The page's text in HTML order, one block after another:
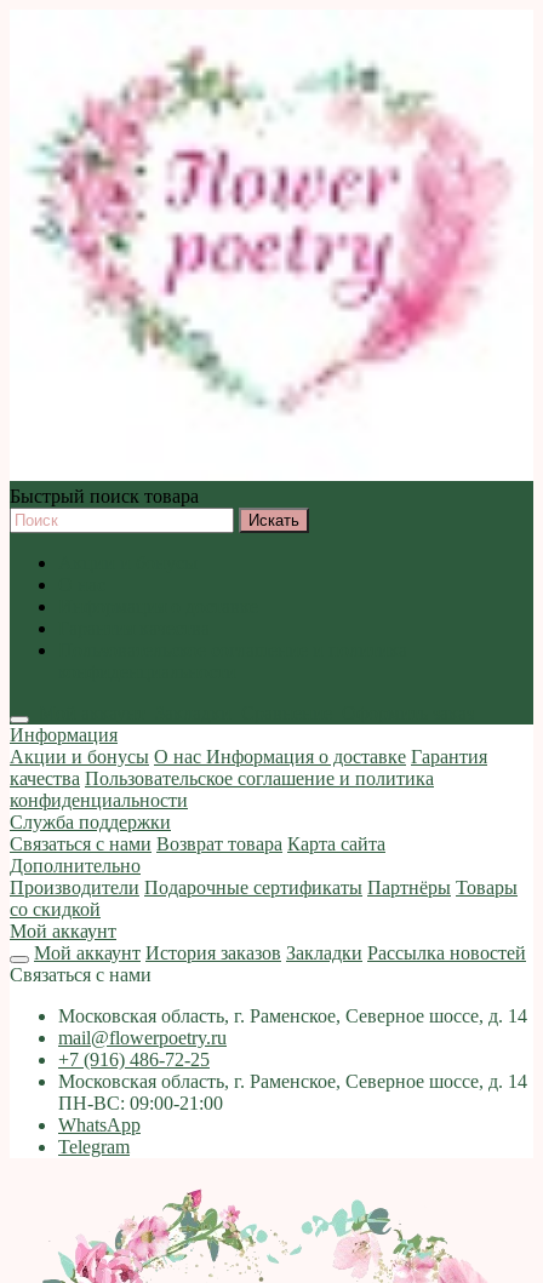
Быстрый поиск товара
Информация
Акции и бонусы О нас Информация о доставке Гарантия
качества Пользовательское соглашение и политика
конфиденциальности
Служба поддержки
Связаться с нами Возврат товара Карта сайта
Дополнительно
Производители Подарочные сертификаты Партнёры Товары
со скидкой
Мой аккаунт
Мой аккаунт История заказов Закладки Рассылка новостей
Связаться с нами
Московская область, г. Раменское, Северное шоссе, д. 14
mail@flowerpoetry.ru
+7 (916) 486-72-25
Московская область, г. Раменское, Северное шоссе, д. 14
ПН-ВС: 09:00-21:00
WhatsApp
Telegram